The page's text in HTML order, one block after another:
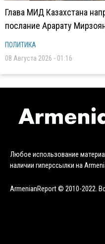
Глава МИД Казахстана
послание Арарату
ПОЛИТИКА
08 Августа 2026 - 01:16
Любое использование
наличии гиперссылки на
ArmenianReport © 2010-2022.